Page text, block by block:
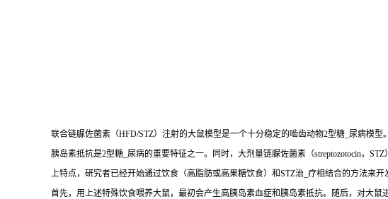
联合链脲佐菌素（HFD/STZ）注射的大鼠模型是一个十分稳定的啮齿动物2型糖_尿病模型。
胰岛素抵抗是2型糖_尿病的重要特征之一。同时，大剂量链脲佐菌素（streptozotocin，
上特点，研究者已经开始通过饮食（高脂肪或高果糖饮食）和STZ治_疗相结合的方法来开
首先，用上述特殊饮食喂养大鼠，最初会产生高胰岛素血症和胰岛素抵抗。随后，对大